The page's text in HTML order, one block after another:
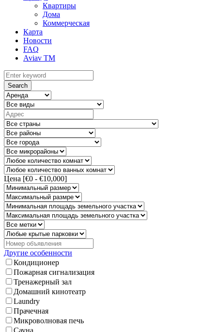
Квартиры
Дома
Коммерческая
Карта
Новости
FAQ
Aviav TM
Search
Цена [€0 - €10,000]
Другие особенности
Кондиционер
Пожарная сигнализация
Тренажерный зал
Домашний кинотеатр
Laundry
Прачечная
Микроволновая печь
Сауна